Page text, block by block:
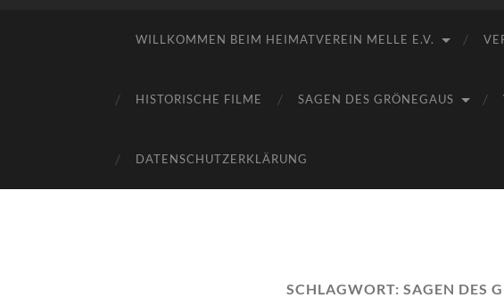
WILLKOMMEN BEIM HEIMATVEREIN MELLE E.V.
HISTORISCHE FILME SAGEN DES GRÖNEGAUS
DATENSCHUTZERKLÄRUNG
SCHLAGWORT: SAGEN DES